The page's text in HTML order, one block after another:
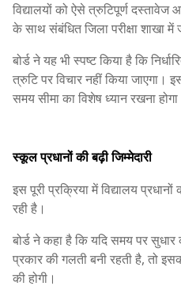
विद्यालयों को ऐसे त्रुटिपूर्ण
के साथ संबंधित जिला परीक्षा शाखा में
बोर्ड ने यह भी स्पष्ट किया है कि
त्रुटि पर विचार नहीं किया जाएगा।
समय सीमा का विशेष ध्यान रखना
स्कूल प्रधानों की बढ़ी जिम्मेदारी
इस पूरी प्रक्रिया में विद्यालय
रही है।
बोर्ड ने कहा है कि यदि समय पर सुधार
प्रकार की गलती बनी रहती है, तो
की होगी।